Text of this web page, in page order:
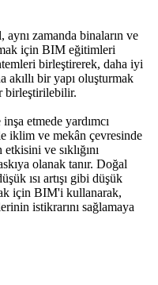
zamanda binaların ve
için BIM eğitimleri
birleştirerek, daha iyi
bir yapı oluşturmak
birleştirilebilir.
etmede yardımcı
iklim ve mekân çevresinde
ve sıklığını
olanak tanır. Doğal
ısı artışı gibi düşük
için BIM'i kullanarak,
istikrarını sağlamaya